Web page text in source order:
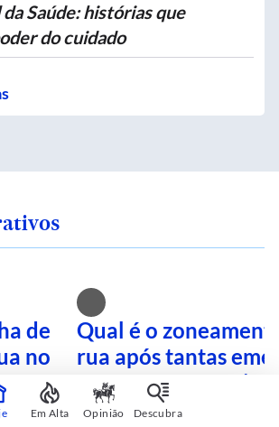
Saúde: histórias que
do cuidado
de
no
Qual é o
rua após tantas
Busque no mapa
Em Alta Opinião Descubra